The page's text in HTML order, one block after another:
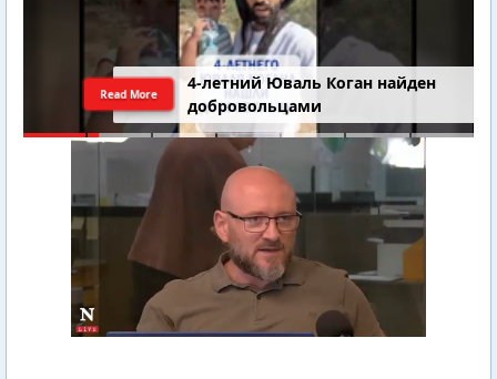
4-летний Юваль Коган найден
добровольцами
Read More